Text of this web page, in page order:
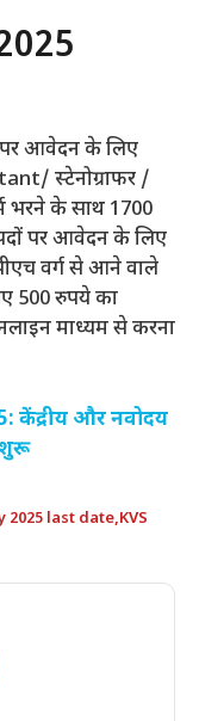
पर आवेदन के लिए
स्टेनोग्राफर /
भरने के साथ 1700
पर आवेदन के लिए
वर्ग से आने वाले
500 रुपये का
माध्यम से करना
केंद्रीय और नवोदय
शुरू
2025 last date,KVS